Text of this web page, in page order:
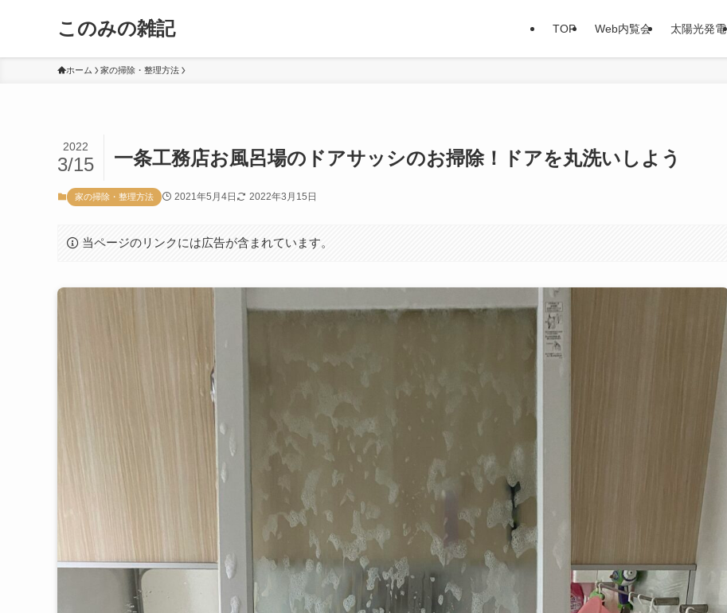
このみの雑記 TOP Web内覧会 太陽光発電
ホーム 家の掃除・整理方法
一条工務店お風呂場のドアサッシのお掃除！ドアを丸洗いしよう
2022
3/15
家の掃除・整理方法 2021年5月4日 2022年3月15日
当ページのリンクには広告が含まれています。